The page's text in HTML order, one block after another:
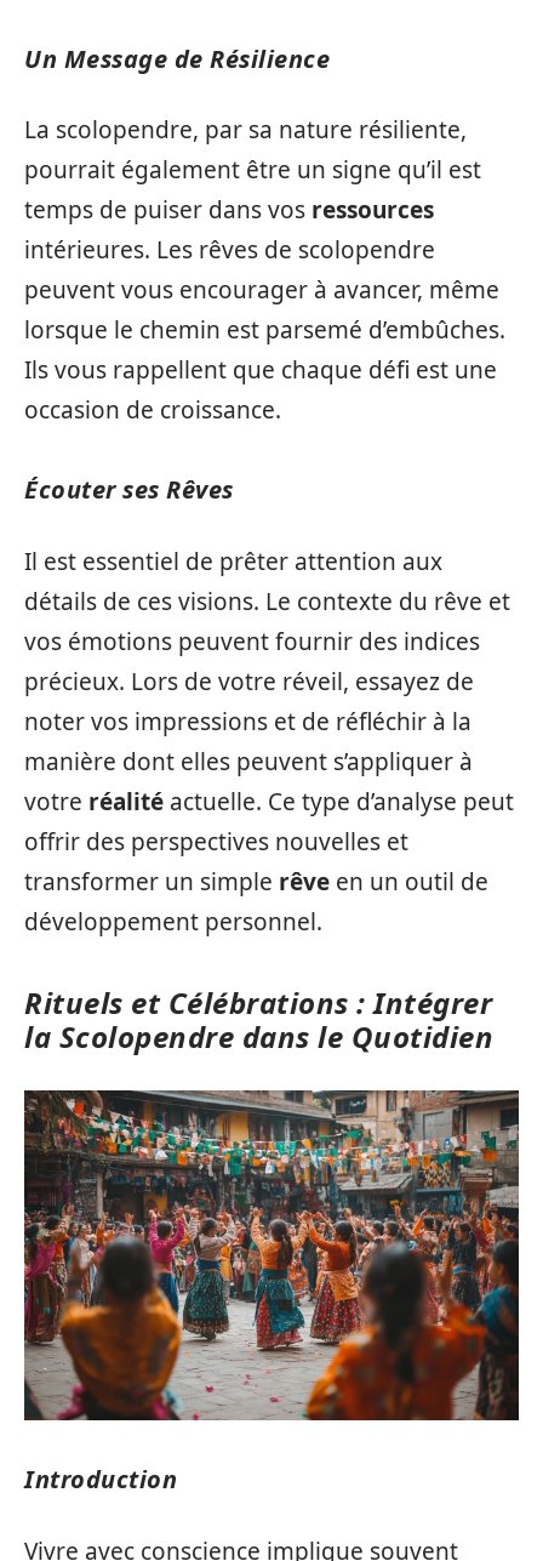
Un Message de Résilience
La scolopendre, par sa nature résiliente,
pourrait également être un signe qu’il est
temps de puiser dans vos ressources
intérieures. Les rêves de scolopendre
peuvent vous encourager à avancer, même
lorsque le chemin est parsemé d’embûches.
Ils vous rappellent que chaque défi est une
occasion de croissance.
Écouter ses Rêves
Il est essentiel de prêter attention aux
détails de ces visions. Le contexte du rêve et
vos émotions peuvent fournir des indices
précieux. Lors de votre réveil, essayez de
noter vos impressions et de réfléchir à la
manière dont elles peuvent s’appliquer à
votre réalité actuelle. Ce type d’analyse peut
offrir des perspectives nouvelles et
transformer un simple rêve en un outil de
développement personnel.
Rituels et Célébrations : Intégrer
la Scolopendre dans le Quotidien
Introduction
Vivre avec conscience implique souvent